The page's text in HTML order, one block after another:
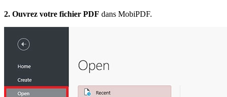
2. Ouvrez votre fichier PDF dans MobiPDF.